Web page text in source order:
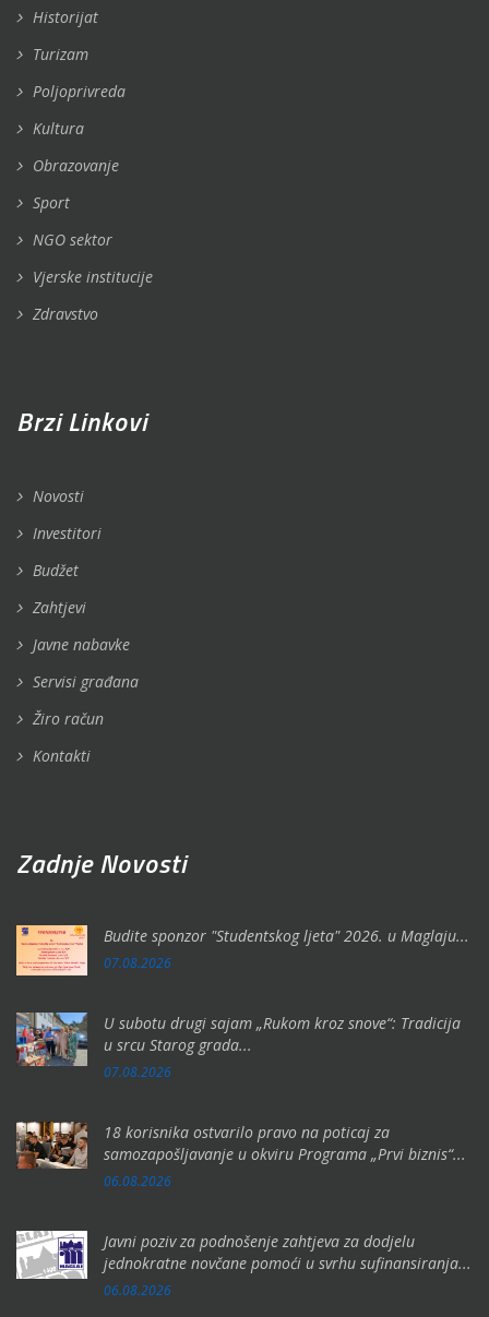
Historijat
Turizam
Poljoprivreda
Kultura
Obrazovanje
Sport
NGO sektor
Vjerske institucije
Zdravstvo
Brzi Linkovi
Novosti
Investitori
Budžet
Zahtjevi
Javne nabavke
Servisi građana
Žiro račun
Kontakti
Zadnje Novosti
Budite sponzor "Studentskog ljeta" 2026. u Maglaju...
07.08.2026
U subotu drugi sajam „Rukom kroz snove“: Tradicija
u srcu Starog grada...
07.08.2026
18 korisnika ostvarilo pravo na poticaj za
samozapošljavanje u okviru Programa „Prvi biznis“...
06.08.2026
Javni poziv za podnošenje zahtjeva za dodjelu
jednokratne novčane pomoći u svrhu sufinansiranja...
06.08.2026